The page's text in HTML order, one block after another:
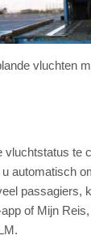
vluchten
te
automatisch
passagiers,
of Mijn